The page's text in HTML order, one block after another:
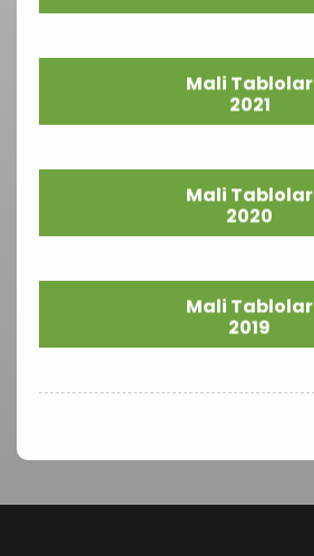
Mali Tablolar
2021
Mali Tablolar
2020
Mali Tablolar
2019